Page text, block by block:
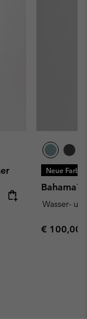
Neue
Bahama™
Wasser-
Regular
€ 100,00